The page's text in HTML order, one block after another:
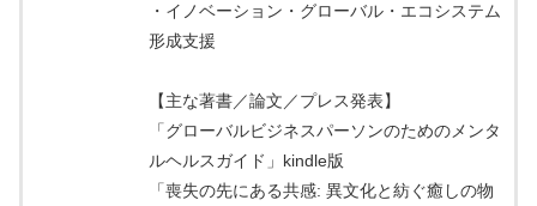
・イノベーション・グローバル・エコシステム
形成支援
【主な著書／論文／プレス発表】
「グローバルビジネスパーソンのためのメンタ
ルヘルスガイド」kindle版
「喪失の先にある共感: 異文化と紡ぐ癒しの物